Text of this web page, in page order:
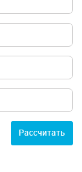
Расcчитать